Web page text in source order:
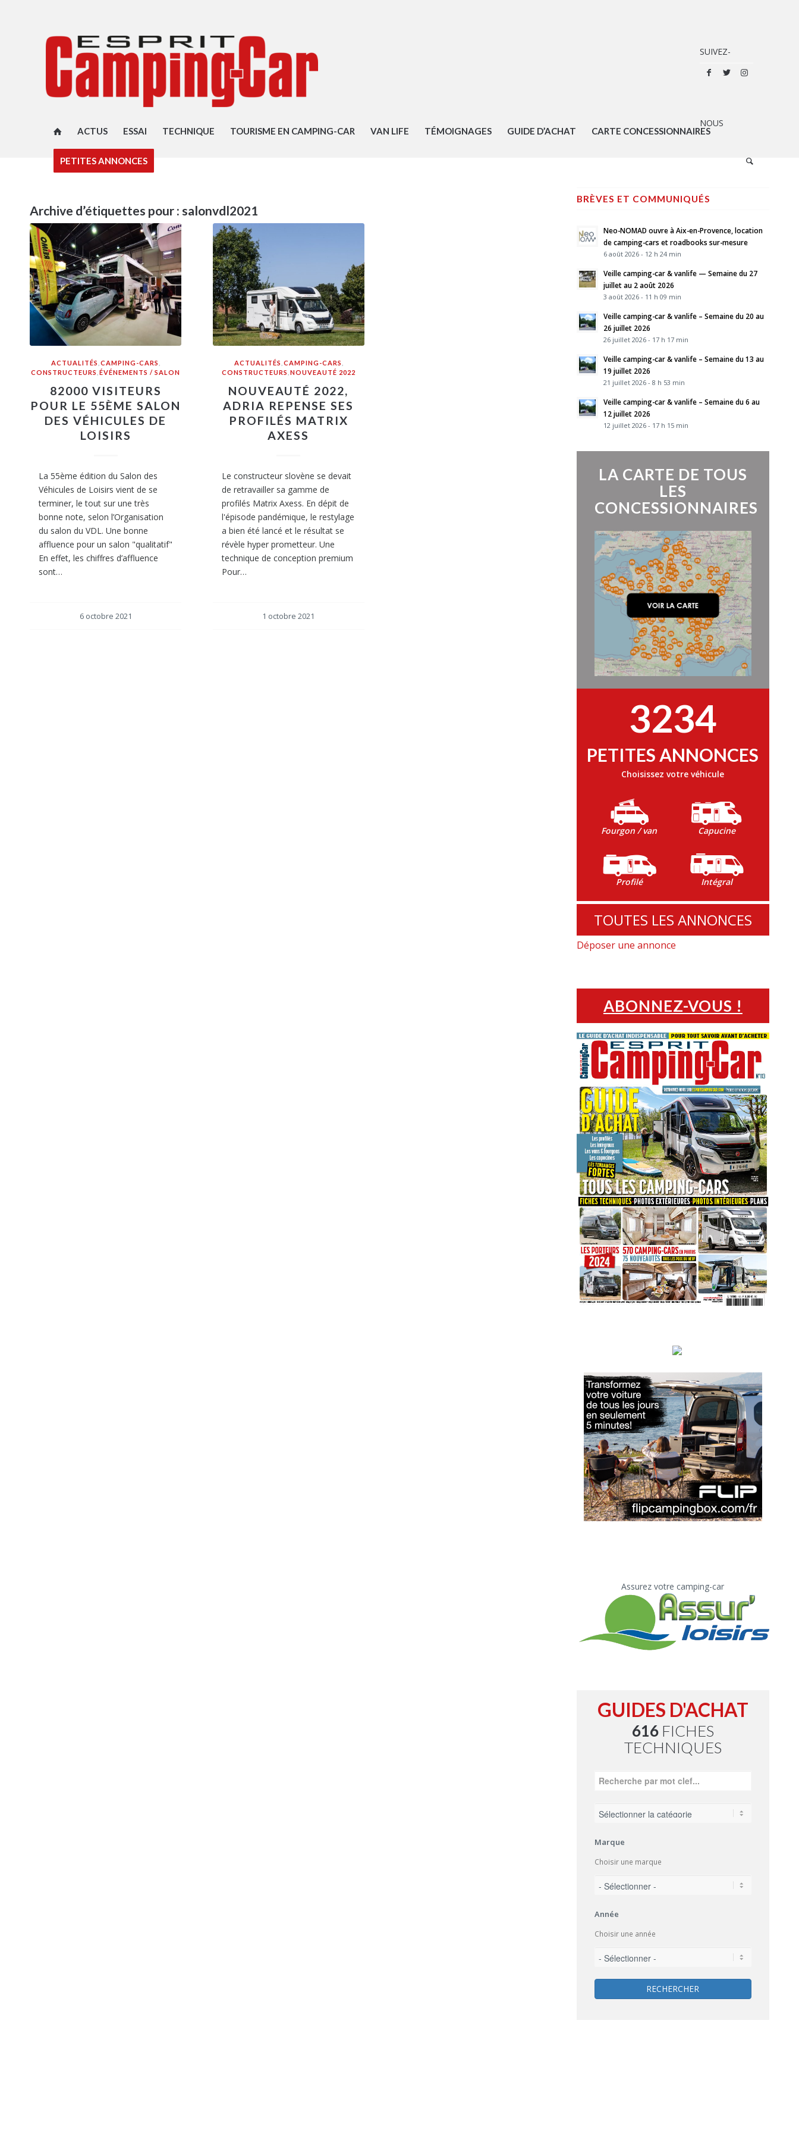
ACTUS ESSAI TECHNIQUE TOURISME EN CAMPING-CAR VAN LIFE TÉMOIGNAGES GUIDE D’ACHAT CARTE CONCESSIONNAIRES
PETITES ANNONCES
Archive d’étiquettes pour : salonvdl2021
ACTUALITÉS ,CAMPING-CARS
CONSTRUCTEURS ,ÉVÉNEMENTS / SALON
82000 VISITEURS
POUR LE 55ÈME SALON
DES VÉHICULES DE
LOISIRS
La 55ème édition du Salon des
Véhicules de Loisirs vient de se
terminer, le tout sur une très
bonne note, selon l’Organisation
du salon du VDL. Une bonne
affluence pour un salon "qualitatif"
En effet, les chiffres d’affluence
sont…
6 octobre 2021
ACTUALITÉS CAMPING-CARS
CONSTRUCTEURS NOUVEAUTÉ 2022
NOUVEAUTÉ 2022,
ADRIA REPENSE SES
PROFILÉS MATRIX
AXESS
Le constructeur slovène se devait
de retravailler sa gamme de
profilés Matrix Axess. En dépit de
l'épisode pandémique, le restylage
a bien été lancé et le résultat se
révèle hyper prometteur. Une
technique de conception premium
Pour…
1 octobre 2021
BRÈVES ET COMMUNIQUÉS
Neo-NOMAD ouvre à Aix-en-Provence, location
de camping-cars et roadbooks sur-mesure
6 août 2026 - 12 h 24 min
Veille camping-car & vanlife — Semaine du 27
juillet au 2 août 2026
3 août 2026 - 11 h 09 min
Veille camping-car & vanlife – Semaine du 20 au
26 juillet 2026
26 juillet 2026 - 17 h 17 min
Veille camping-car & vanlife – Semaine du 13 au
19 juillet 2026
21 juillet 2026 - 8 h 53 min
Veille camping-car & vanlife – Semaine du 6 au
12 juillet 2026
12 juillet 2026 - 17 h 15 min
LA CARTE DE TOUS
LES
CONCESSIONNAIRES
3234
PETITES ANNONCES
Choisissez votre véhicule
Fourgon / van Capucine
Profilé Intégral
TOUTES LES ANNONCES
Déposer une annonce
ABONNEZ-VOUS !
Assurez votre camping-car
GUIDES D'ACHAT
616FICHES
TECHNIQUES
Marque
Choisir une marque
Année
Choisir une année
RECHERCHER